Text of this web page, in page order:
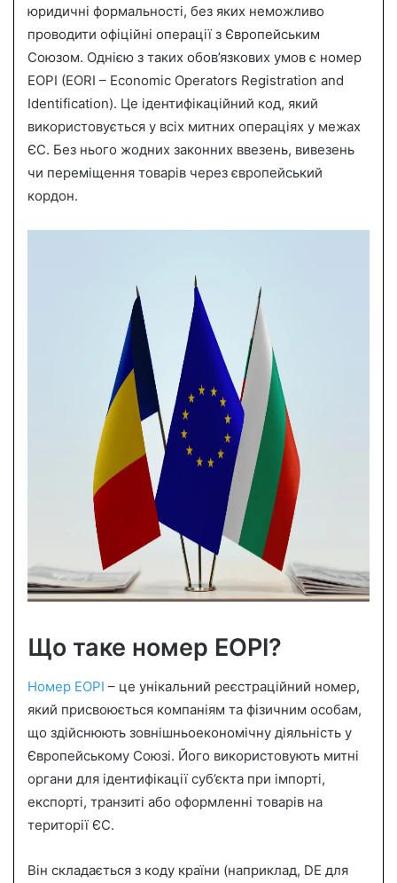
n
e
l
юридичні формальності, без яких неможливо
проводити офіційні операції з Європейським
Союзом. Однією з таких обов’язкових умов є номер
ЕОРІ (EORI – Economic Operators Registration and
Identification). Це ідентифікаційний код, який
використовується у всіх митних операціях у межах
ЄС. Без нього жодних законних ввезень, вивезень
чи переміщення товарів через європейський
кордон.
Що таке номер ЕОРІ?
Номер ЕОРІ – це унікальний реєстраційний номер,
який присвоюється компаніям та фізичним особам,
що здійснюють зовнішньоекономічну діяльність у
Європейському Союзі. Його використовують митні
органи для ідентифікації суб’єкта при імпорті,
експорті, транзиті або оформленні товарів на
території ЄС.
Він складається з коду країни (наприклад, DE для